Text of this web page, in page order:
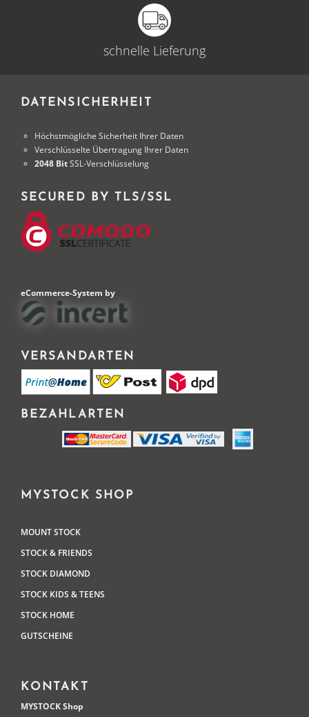
schnelle Lieferung
DATENSICHERHEIT
Höchstmögliche Sicherheit Ihrer Daten
Verschlüsselte Übertragung Ihrer Daten
2048 BitSSL-Verschlüsselung
SECURED BY TLS/SSL
eCommerce-System by
VERSANDARTEN
BEZAHLARTEN
MYSTOCK SHOP
MOUNT STOCK
STOCK & FRIENDS
STOCK DIAMOND
STOCK KIDS & TEENS
STOCK HOME
GUTSCHEINE
KONTAKT
MYSTOCK Shop